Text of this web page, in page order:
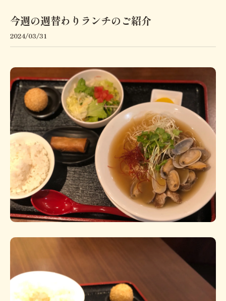
今週の週替わりランチのご紹介
2024/03/31